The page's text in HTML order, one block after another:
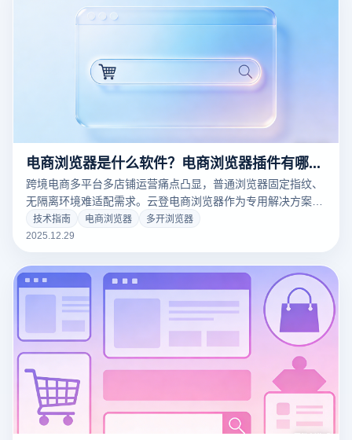
电商浏览器是什么软件？电商浏览器插件有哪些功能？
跨境电商多平台多店铺运营痛点凸显，普通浏览器固定指纹、
无隔离环境难适配需求。云登电商浏览器作为专用解决方案，
以安全隔离防护为核心，集成插件功能提升运营效率，精准匹
配卖家全流程需求。
技术指南 电商浏览器
多开浏览器
2025.12.29